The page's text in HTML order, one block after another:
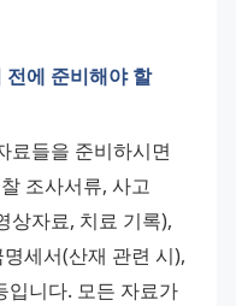
에 준비해야 할
료들을 준비하시면
조사서류, 사고
상자료, 치료 기록),
세서(산재 관련 시),
입니다. 모든 자료가